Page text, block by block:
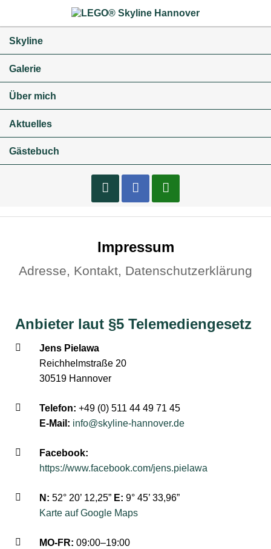
überspringen
Skyline
Galerie
Über mich
Aktuelles
Gästebuch
Flix-
Brix
Impressum
Adresse, Kontakt, Datenschutzerklärung
Anbieter laut §5 Telemediengesetz
Jens Pielawa
Reichhelmstraße 20
30519 Hannover
Telefon: +49 (0) 511 44 49 71 45
E-Mail: info@skyline-hannover.de
Facebook:
https://www.facebook.com/jens.pielawa
N: 52° 20’ 12,25” E: 9° 45’ 33,96”
Karte auf Google Maps
MO-FR: 09:00–19:00